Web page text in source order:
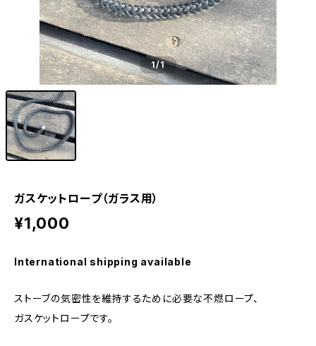
1/1
ガスケットロープ（ガラス用）
¥1,000
International shipping available
ストーブの気密性を維持するために必要な不燃ロープ、
ガスケットロープです。